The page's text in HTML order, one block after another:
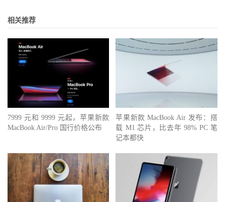
相关推荐
7999 元和 9999 元起，苹果新款
MacBook Air/Pro 国行价格公布
苹果新款 MacBook Air 发布：搭
载 M1 芯片，比去年 98% PC 笔
记本都快